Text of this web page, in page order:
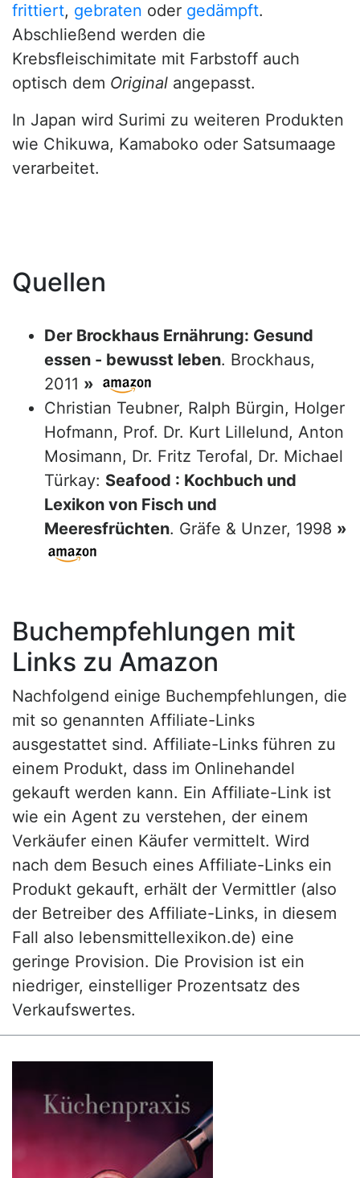
frittiert, gebraten oder gedämpft.
Abschließend werden die
Krebsfleischimitate mit Farbstoff auch
optisch dem Original angepasst.
In Japan wird Surimi zu weiteren Produkten
wie Chikuwa, Kamaboko oder Satsumaage
verarbeitet.
Quellen
Der Brockhaus Ernährung: Gesund
essen - bewusst leben. Brockhaus,
2011 »
Christian Teubner, Ralph Bürgin, Holger
Hofmann, Prof. Dr. Kurt Lillelund, Anton
Mosimann, Dr. Fritz Terofal, Dr. Michael
Türkay: Seafood : Kochbuch und
Lexikon von Fisch und
Meeresfrüchten. Gräfe & Unzer, 1998 »
Buchempfehlungen mit
Links zu Amazon
Nachfolgend einige Buchempfehlungen, die
mit so genannten Affiliate-Links
ausgestattet sind. Affiliate-Links führen zu
einem Produkt, dass im Onlinehandel
gekauft werden kann. Ein Affiliate-Link ist
wie ein Agent zu verstehen, der einem
Verkäufer einen Käufer vermittelt. Wird
nach dem Besuch eines Affiliate-Links ein
Produkt gekauft, erhält der Vermittler (also
der Betreiber des Affiliate-Links, in diesem
Fall also lebensmittellexikon.de) eine
geringe Provision. Die Provision ist ein
niedriger, einstelliger Prozentsatz des
Verkaufswertes.